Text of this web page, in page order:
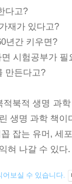
다고?
재가 있다고?
년간 키우면?
시험공부가 필
만든다고?
적북적 생명 과
생명 과학 책
잡는 유머, 세
혀 나갈 수 있다
어보실 수 있습니다.